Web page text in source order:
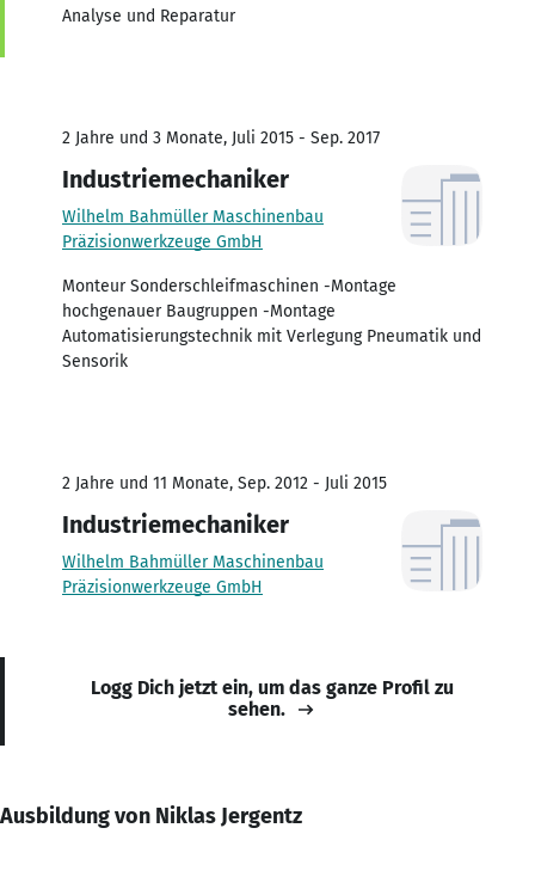
Analyse und Reparatur
2 Jahre und 3 Monate, Juli 2015 - Sep. 2017
Industriemechaniker
Wilhelm Bahmüller Maschinenbau
Präzisionwerkzeuge GmbH
Monteur Sonderschleifmaschinen -Montage
hochgenauer Baugruppen -Montage
Automatisierungstechnik mit Verlegung Pneumatik und
Sensorik
2 Jahre und 11 Monate, Sep. 2012 - Juli 2015
Industriemechaniker
Wilhelm Bahmüller Maschinenbau
Präzisionwerkzeuge GmbH
Logg Dich jetzt ein, um das ganze Profil zu
sehen.
Ausbildung von Niklas Jergentz